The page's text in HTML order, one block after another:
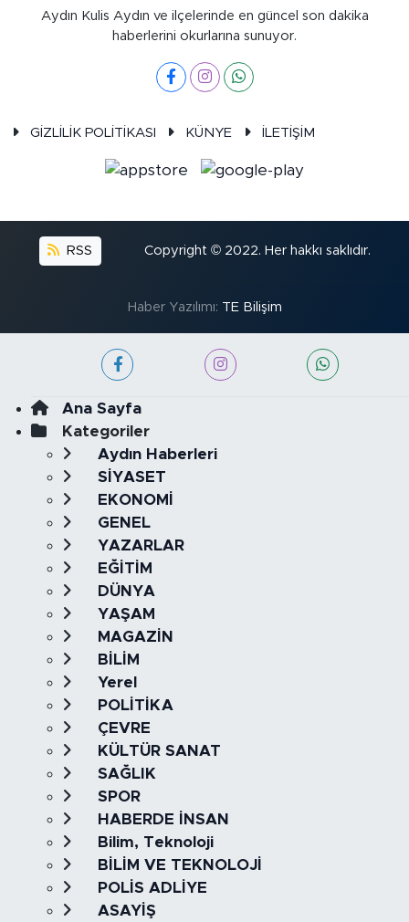
Aydın Kulis Aydın ve ilçelerinde en güncel son dakika
haberlerini okurlarına sunuyor.
GİZLİLİK POLİTİKASI KÜNYE İLETİŞİM
RSS Copyright © 2022. Her hakkı saklıdır.
Haber Yazılımı: TE Bilişim
Ana Sayfa
Kategoriler
Aydın Haberleri
SİYASET
EKONOMİ
GENEL
YAZARLAR
EĞİTİM
DÜNYA
YAŞAM
MAGAZİN
BİLİM
Yerel
POLİTİKA
ÇEVRE
KÜLTÜR SANAT
SAĞLIK
SPOR
HABERDE İNSAN
Bilim, Teknoloji
BİLİM VE TEKNOLOJİ
POLİS ADLİYE
ASAYİŞ